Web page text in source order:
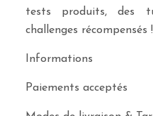
tests produits, des
challenges récompensés !
Informations
Paiements acceptés